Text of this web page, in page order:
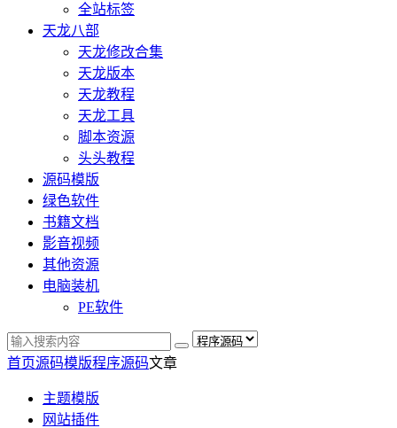
全站标签
天龙八部
天龙修改合集
天龙版本
天龙教程
天龙工具
脚本资源
头头教程
源码模版
绿色软件
书籍文档
影音视频
其他资源
电脑装机
PE软件
首页源码模版程序源码文章
主题模版
网站插件